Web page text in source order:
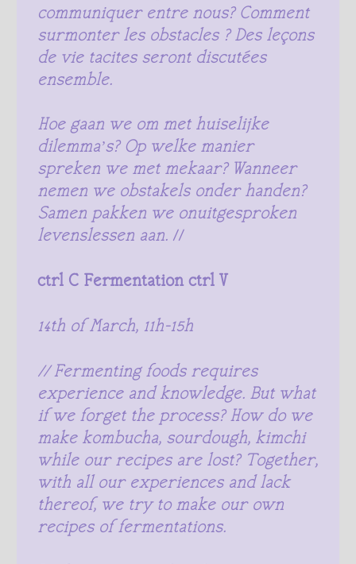
communiquer entre nous? Comment
surmonter les obstacles ? Des leçons
de vie tacites seront discutées
ensemble.
Hoe gaan we om met huiselijke
dilemma’s? Op welke manier
spreken we met mekaar? Wanneer
nemen we obstakels onder handen?
Samen pakken we onuitgesproken
levenslessen aan. //
ctrl C Fermentation ctrl V
14th of March, 11h-15h
// Fermenting foods requires
experience and knowledge. But what
if we forget the process? How do we
make kombucha, sourdough, kimchi
while our recipes are lost? Together,
with all our experiences and lack
thereof, we try to make our own
recipes of fermentations.